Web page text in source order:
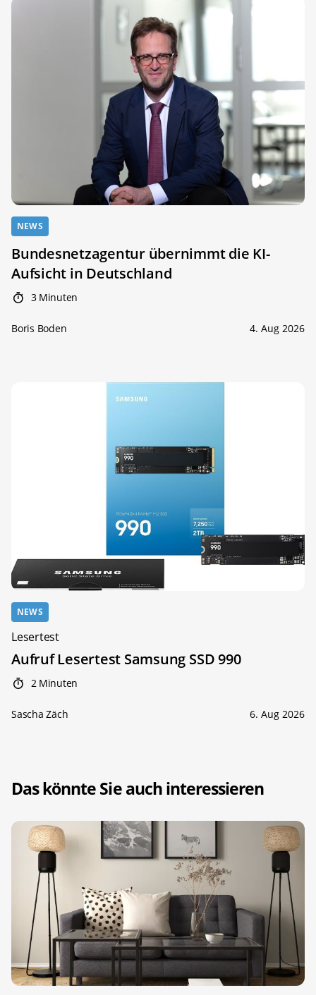
NEWS
Bundesnetzagentur übernimmt die KI-
Aufsicht in Deutschland
3 Minuten
Boris Boden 4. Aug 2026
NEWS
Lesertest
Aufruf Lesertest Samsung SSD 990
2 Minuten
Sascha Zäch 6. Aug 2026
Das könnte Sie auch interessieren